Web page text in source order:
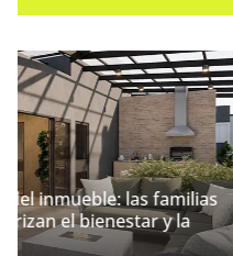
SALUD Y NUTRICIÓN
Lo que la piel de tu
intentando decirte